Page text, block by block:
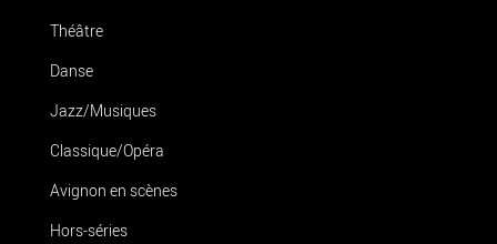
Théâtre
Danse
Jazz/Musiques
Classique/Opéra
Avignon en scènes
Hors-séries